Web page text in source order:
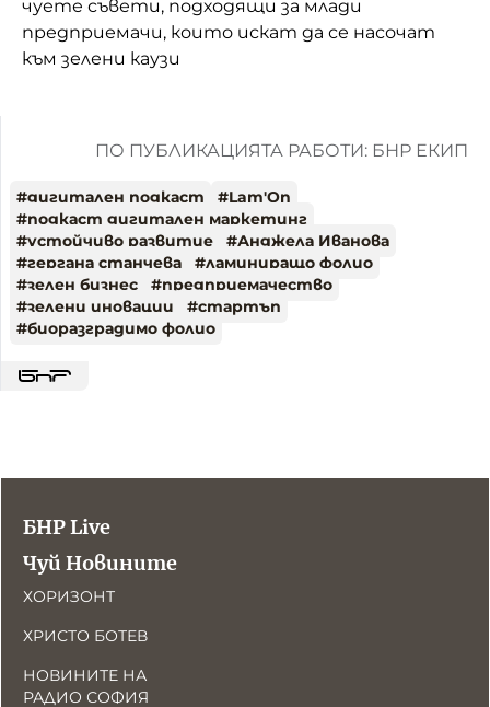
чуете съвети, подходящи за млади
предприемачи, които искат да се насочат
към зелени каузи
ПО ПУБЛИКАЦИЯТА РАБОТИ: БНР ЕКИП
#дигитален подкаст #Lam'On
#подкаст дигитален маркетинг
#устойчиво развитие #Анджела Иванова
#гергана станчева #ламиниращо фолио
#зелен бизнес #предприемачество
#зелени иновации #стартъп
#биоразградимо фолио
БНР Live
Чуй Новините
ХОРИЗОНТ
ХРИСТО БОТЕВ
НОВИНИТЕ НА
РАДИО СОФИЯ